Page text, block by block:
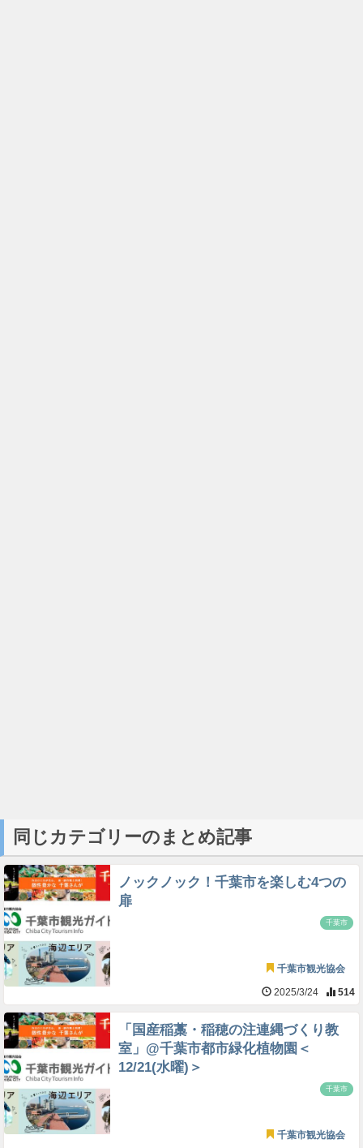
同じカテゴリーのまとめ記事
ノックノック！千葉市を楽しむ4つの
扉
千葉市
千葉市観光協会
2025/3/24 514
「国産稲藁・稲穂の注連縄づくり教
室」@千葉市都市緑化植物園＜
12/21(水曜)＞
千葉市
千葉市観光協会